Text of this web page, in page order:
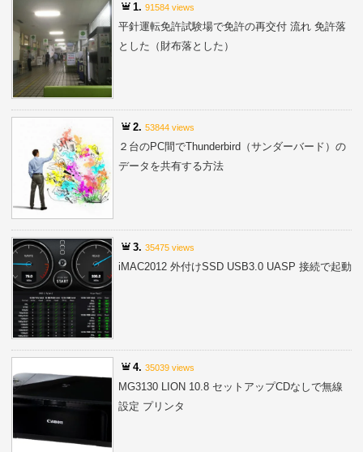
1.91584 views
平針運転免許試験場で免許の再交付 流れ 免許落
とした（財布落とした）
2.53844 views
２台のPC間でThunderbird（サンダーバード）の
データを共有する方法
3.35475 views
iMAC2012 外付けSSD USB3.0 UASP 接続で起動
4.35039 views
MG3130 LION 10.8 セットアップCDなしで無線
設定 プリンタ